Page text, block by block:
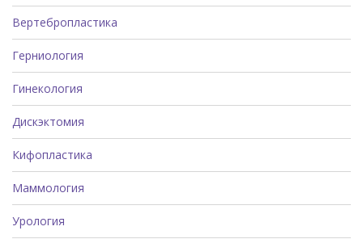
Вертебропластика
Герниология
Гинекология
Дискэктомия
Кифопластика
Маммология
Урология